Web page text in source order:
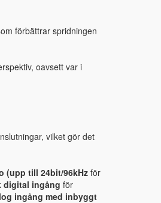
förbättrar spridningen
oavsett var i
vilket gör det
(upp till 24bit/96kHz för
digital ingång för
ingång med inbyggt